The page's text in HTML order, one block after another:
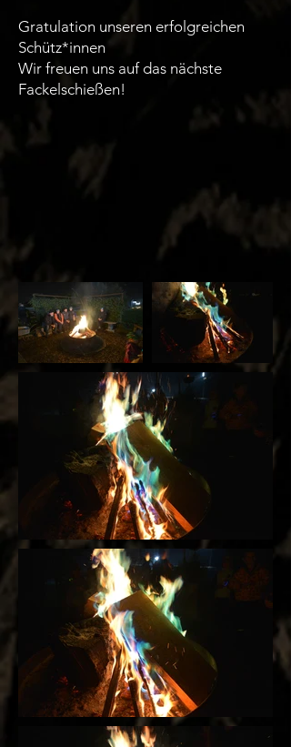
Gratulation unseren erfolgreichen
Schütz*innen
Wir freuen uns auf das nächste
Fackelschießen!